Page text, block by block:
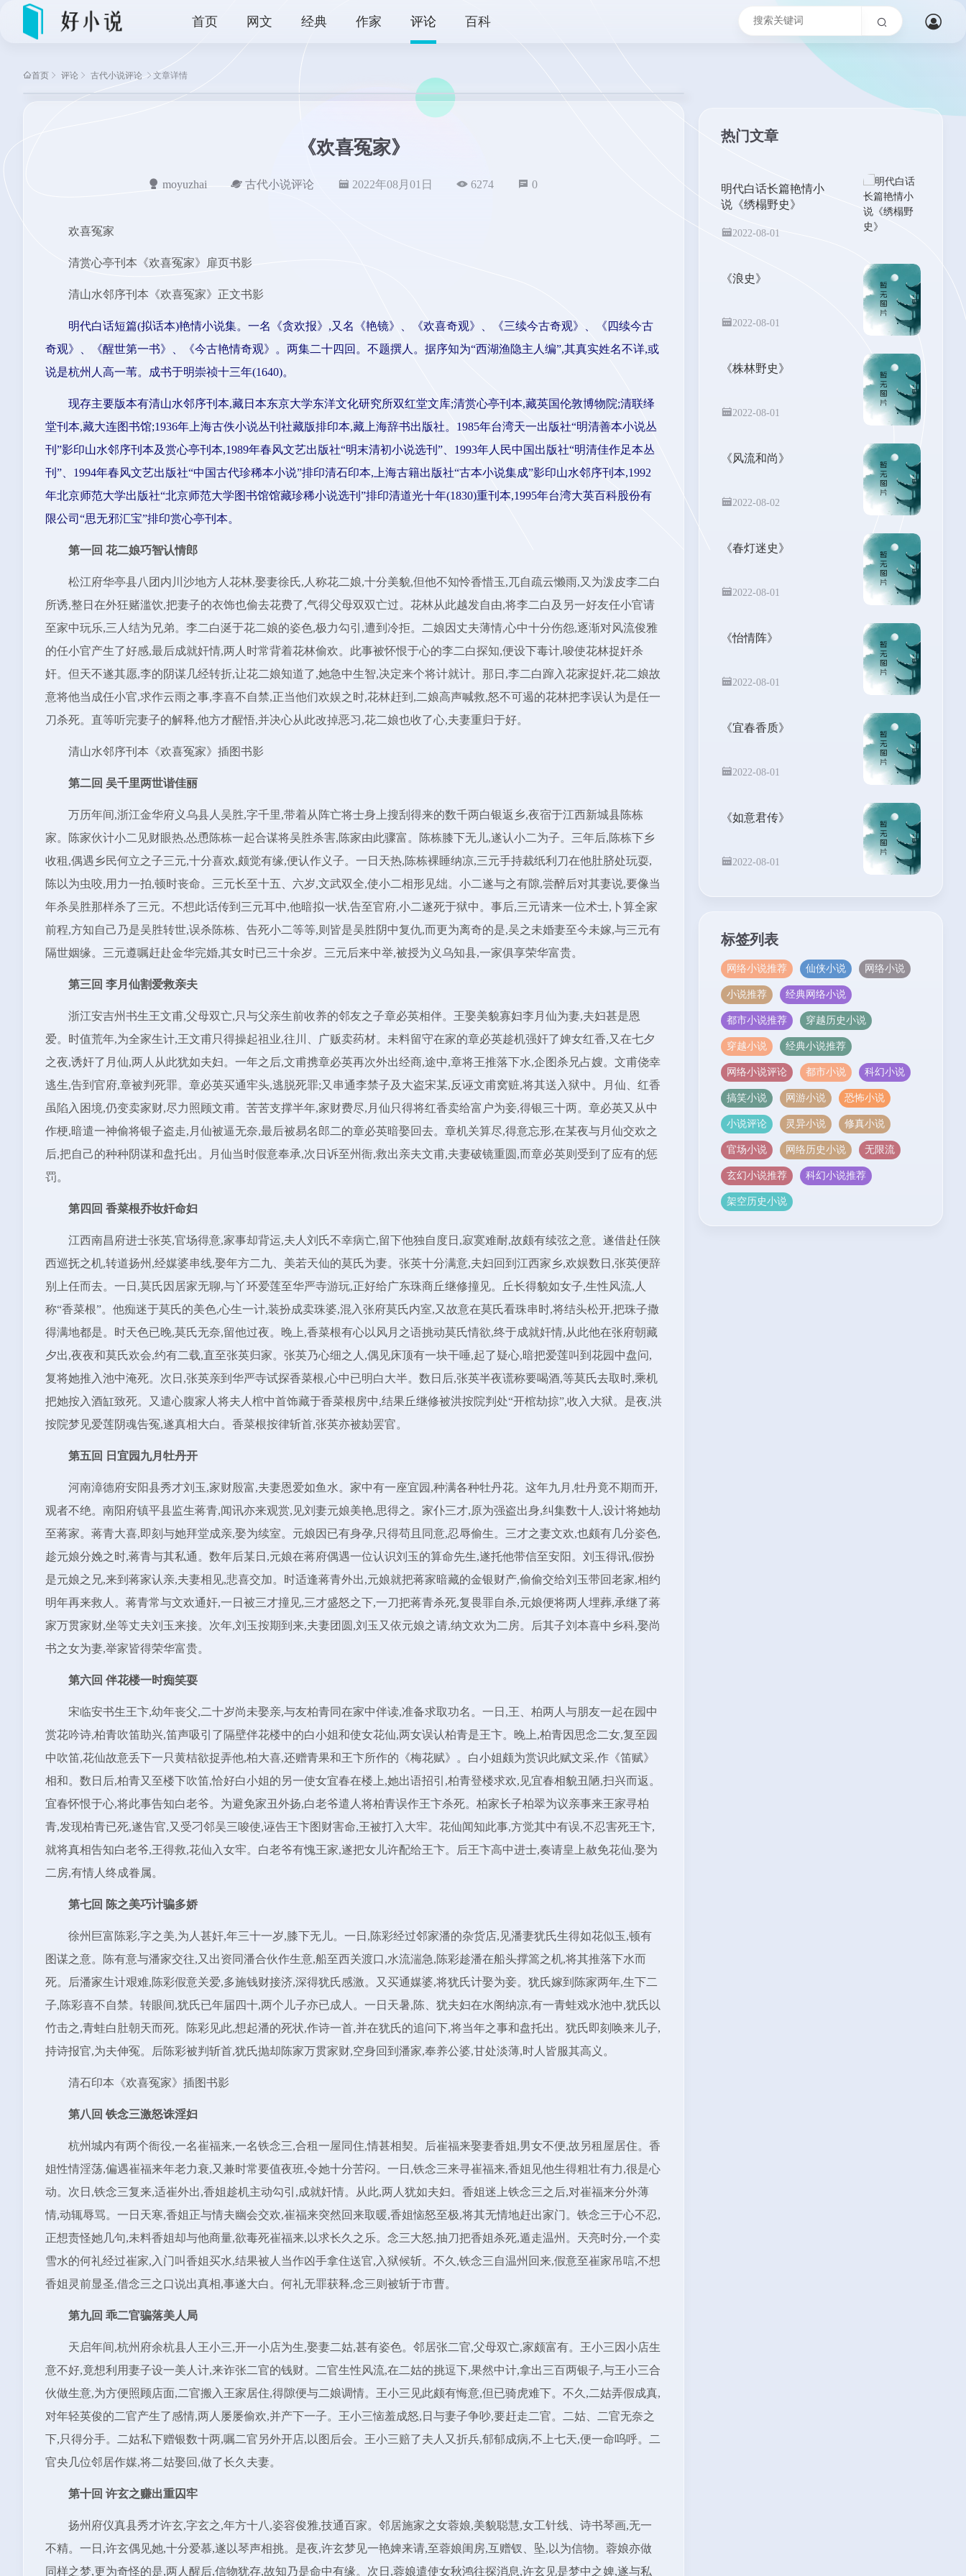
首页 网文 经典 作家 评论 百科
首页 评论 古代小说评论 文章详情
《欢喜冤家》
moyuzhai 古代小说评论 2022年08月01日 6274 0
欢喜冤家
清赏心亭刊本《欢喜冤家》扉页书影
清山水邻序刊本《欢喜冤家》正文书影
明代白话短篇(拟话本)艳情小说集。一名《贪欢报》,又名《艳镜》、《欢喜奇观》、《三续今古奇观》、《四续今古
奇观》、《醒世第一书》、《今古艳情奇观》。两集二十四回。不题撰人。据序知为“西湖渔隐主人编”,其真实姓名不详,或
说是杭州人高一苇。成书于明崇祯十三年(1640)。
现存主要版本有清山水邻序刊本,藏日本东京大学东洋文化研究所双红堂文库;清赏心亭刊本,藏英国伦敦博物院;清联绎
堂刊本,藏大连图书馆;1936年上海古佚小说丛刊社藏版排印本,藏上海辞书出版社。1985年台湾天一出版社“明清善本小说丛
刊”影印山水邻序刊本及赏心亭刊本,1989年春风文艺出版社“明末清初小说选刊”、1993年人民中国出版社“明清佳作足本丛
刊”、1994年春风文艺出版社“中国古代珍稀本小说”排印清石印本,上海古籍出版社“古本小说集成”影印山水邻序刊本,1992
年北京师范大学出版社“北京师范大学图书馆馆藏珍稀小说选刊”排印清道光十年(1830)重刊本,1995年台湾大英百科股份有
限公司“思无邪汇宝”排印赏心亭刊本。
第一回 花二娘巧智认情郎
松江府华亭县八团内川沙地方人花林,娶妻徐氏,人称花二娘,十分美貌,但他不知怜香惜玉,兀自疏云懒雨,又为泼皮李二白
所诱,整日在外狂赌滥饮,把妻子的衣饰也偷去花费了,气得父母双双亡过。花林从此越发自由,将李二白及另一好友任小官请
至家中玩乐,三人结为兄弟。李二白涎于花二娘的姿色,极力勾引,遭到冷拒。二娘因丈夫薄情,心中十分伤怨,逐渐对风流俊雅
的任小官产生了好感,最后成就奸情,两人时常背着花林偷欢。此事被怀恨于心的李二白探知,便设下毒计,唆使花林捉奸杀
奸。但天不遂其愿,李的阴谋几经转折,让花二娘知道了,她急中生智,决定来个将计就计。那日,李二白蹿入花家捉奸,花二娘故
意将他当成任小官,求作云雨之事,李喜不自禁,正当他们欢娱之时,花林赶到,二娘高声喊救,怒不可遏的花林把李误认为是任一
刀杀死。直等听完妻子的解释,他方才醒悟,并决心从此改掉恶习,花二娘也收了心,夫妻重归于好。
清山水邻序刊本《欢喜冤家》插图书影
第二回 吴千里两世谐佳丽
万历年间,浙江金华府义乌县人吴胜,字千里,带着从阵亡将士身上搜刮得来的数千两白银返乡,夜宿于江西新城县陈栋
家。陈家伙计小二见财眼热,怂恿陈栋一起合谋将吴胜杀害,陈家由此骤富。陈栋膝下无儿,遂认小二为子。三年后,陈栋下乡
收租,偶遇乡民何立之子三元,十分喜欢,颇觉有缘,便认作义子。一日天热,陈栋裸睡纳凉,三元手持裁纸利刀在他肚脐处玩耍,
陈以为虫咬,用力一拍,顿时丧命。三元长至十五、六岁,文武双全,使小二相形见绌。小二遂与之有隙,尝醉后对其妻说,要像当
年杀吴胜那样杀了三元。不想此话传到三元耳中,他暗拟一状,告至官府,小二遂死于狱中。事后,三元请来一位术士,卜算全家
前程,方知自己乃是吴胜转世,误杀陈栋、告死小二等等,则皆是吴胜阴中复仇,而更为离奇的是,吴之未婚妻至今未嫁,与三元有
隔世姻缘。三元遵嘱赶赴金华完婚,其女时已三十余岁。三元后来中举,被授为义乌知县,一家俱享荣华富贵。
第三回 李月仙割爱救亲夫
浙江安吉州书生王文甫,父母双亡,只与父亲生前收养的邻友之子章必英相伴。王娶美貌寡妇李月仙为妻,夫妇甚是恩
爱。时值荒年,为全家生计,王文甫只得操起祖业,往川、广贩卖药材。未料留守在家的章必英趁机强奸了婢女红香,又在七夕
之夜,诱奸了月仙,两人从此犹如夫妇。一年之后,文甫携章必英再次外出经商,途中,章将王推落下水,企图杀兄占嫂。文甫侥幸
逃生,告到官府,章被判死罪。章必英买通牢头,逃脱死罪;又串通李禁子及大盗宋某,反诬文甫窝赃,将其送入狱中。月仙、红香
虽陷入困境,仍变卖家财,尽力照顾文甫。苦苦支撑半年,家财费尽,月仙只得将红香卖给富户为妾,得银三十两。章必英又从中
作梗,暗遣一神偷将银子盗走,月仙被逼无奈,最后被易名郎二的章必英暗娶回去。章机关算尽,得意忘形,在某夜与月仙交欢之
后,把自己的种种阴谋和盘托出。月仙当时假意奉承,次日诉至州衙,救出亲夫文甫,夫妻破镜重圆,而章必英则受到了应有的惩
罚。
第四回 香菜根乔妆奸命妇
江西南昌府进士张英,官场得意,家事却背运,夫人刘氏不幸病亡,留下他独自度日,寂寞难耐,故颇有续弦之意。遂借赴任陕
西巡抚之机,转道扬州,经媒婆串线,娶年方二九、美若天仙的莫氏为妻。张英十分满意,夫妇回到江西家乡,欢娱数日,张英便辞
别上任而去。一日,莫氏因居家无聊,与丫环爱莲至华严寺游玩,正好给广东珠商丘继修撞见。丘长得貌如女子,生性风流,人
称“香菜根”。他痴迷于莫氏的美色,心生一计,装扮成卖珠婆,混入张府莫氏内室,又故意在莫氏看珠串时,将结头松开,把珠子撒
得满地都是。时天色已晚,莫氏无奈,留他过夜。晚上,香菜根有心以风月之语挑动莫氏情欲,终于成就奸情,从此他在张府朝藏
夕出,夜夜和莫氏欢会,约有二载,直至张英归家。张英乃心细之人,偶见床顶有一块干唾,起了疑心,暗把爱莲叫到花园中盘问,
复将她推入池中淹死。次日,张英亲到华严寺试探香菜根,心中已明白大半。数日后,张英半夜谎称要喝酒,等莫氏去取时,乘机
把她按入酒缸致死。又遣心腹家人将夫人棺中首饰藏于香菜根房中,结果丘继修被洪按院判处“开棺劫掠”,收入大狱。是夜,洪
按院梦见爱莲阴魂告冤,遂真相大白。香菜根按律斩首,张英亦被劾罢官。
第五回 日宜园九月牡丹开
河南漳德府安阳县秀才刘玉,家财殷富,夫妻恩爱如鱼水。家中有一座宜园,种满各种牡丹花。这年九月,牡丹竟不期而开,
观者不绝。南阳府镇平县监生蒋青,闻讯亦来观赏,见刘妻元娘美艳,思得之。家仆三才,原为强盗出身,纠集数十人,设计将她劫
至蒋家。蒋青大喜,即刻与她拜堂成亲,娶为续室。元娘因已有身孕,只得苟且同意,忍辱偷生。三才之妻文欢,也颇有几分姿色,
趁元娘分娩之时,蒋青与其私通。数年后某日,元娘在蒋府偶遇一位认识刘玉的算命先生,遂托他带信至安阳。刘玉得讯,假扮
是元娘之兄,来到蒋家认亲,夫妻相见,悲喜交加。时适逢蒋青外出,元娘就把蒋家暗藏的金银财产,偷偷交给刘玉带回老家,相约
明年再来救人。蒋青常与文欢通奸,一日被三才撞见,三才盛怒之下,一刀把蒋青杀死,复畏罪自杀,元娘便将两人埋葬,承继了蒋
家万贯家财,坐等丈夫刘玉来接。次年,刘玉按期到来,夫妻团圆,刘玉又依元娘之请,纳文欢为二房。后其子刘本喜中乡科,娶尚
书之女为妻,举家皆得荣华富贵。
第六回 伴花楼一时痴笑耍
宋临安书生王卞,幼年丧父,二十岁尚未娶亲,与友柏青同在家中伴读,准备求取功名。一日,王、柏两人与朋友一起在园中
赏花吟诗,柏青吹笛助兴,笛声吸引了隔壁伴花楼中的白小姐和使女花仙,两女误认柏青是王卞。晚上,柏青因思念二女,复至园
中吹笛,花仙故意丢下一只黄桔欲捉弄他,柏大喜,还赠青果和王卞所作的《梅花赋》。白小姐颇为赏识此赋文采,作《笛赋》
相和。数日后,柏青又至楼下吹笛,恰好白小姐的另一使女宜春在楼上,她出语招引,柏青登楼求欢,见宜春相貌丑陋,扫兴而返。
宜春怀恨于心,将此事告知白老爷。为避免家丑外扬,白老爷遣人将柏青误作王卞杀死。柏家长子柏翠为议亲事来王家寻柏
青,发现柏青已死,遂告官,又受刁邻吴三唆使,诬告王卞图财害命,王被打入大牢。花仙闻知此事,方觉其中有误,不忍害死王卞,
就将真相告知白老爷,王得救,花仙入女牢。白老爷有愧王家,遂把女儿许配给王卞。后王卞高中进士,奏请皇上赦免花仙,娶为
二房,有情人终成眷属。
第七回 陈之美巧计骗多娇
徐州巨富陈彩,字之美,为人甚奸,年三十一岁,膝下无儿。一日,陈彩经过邻家潘的杂货店,见潘妻犹氏生得如花似玉,顿有
图谋之意。陈有意与潘家交往,又出资同潘合伙作生意,船至西关渡口,水流湍急,陈彩趁潘在船头撑篙之机,将其推落下水而
死。后潘家生计艰难,陈彩假意关爱,多施钱财接济,深得犹氏感激。又买通媒婆,将犹氏计娶为妾。犹氏嫁到陈家两年,生下二
子,陈彩喜不自禁。转眼间,犹氏已年届四十,两个儿子亦已成人。一日天暑,陈、犹夫妇在水阁纳凉,有一青蛙戏水池中,犹氏以
竹击之,青蛙白肚朝天而死。陈彩见此,想起潘的死状,作诗一首,并在犹氏的追问下,将当年之事和盘托出。犹氏即刻唤来儿子,
持诗报官,为夫伸冤。后陈彩被判斩首,犹氏抛却陈家万贯家财,空身回到潘家,奉养公婆,甘处淡薄,时人皆服其高义。
清石印本《欢喜冤家》插图书影
第八回 铁念三激怒诛淫妇
杭州城内有两个衙役,一名崔福来,一名铁念三,合租一屋同住,情甚相契。后崔福来娶妻香姐,男女不便,故另租屋居住。香
姐性情淫荡,偏遇崔福来年老力衰,又兼时常要值夜班,令她十分苦闷。一日,铁念三来寻崔福来,香姐见他生得粗壮有力,很是心
动。次日,铁念三复来,适崔外出,香姐趁机主动勾引,成就奸情。从此,两人犹如夫妇。香姐迷上铁念三之后,对崔福来分外薄
情,动辄辱骂。一日天寒,香姐正与情夫幽会交欢,崔福来突然回来取暖,香姐恼怒至极,将其无情地赶出家门。铁念三于心不忍,
正想责怪她几句,未料香姐却与他商量,欲毒死崔福来,以求长久之乐。念三大怒,抽刀把香姐杀死,遁走温州。天亮时分,一个卖
雪水的何礼经过崔家,入门叫香姐买水,结果被人当作凶手拿住送官,入狱候斩。不久,铁念三自温州回来,假意至崔家吊唁,不想
香姐灵前显圣,借念三之口说出真相,事遂大白。何礼无罪获释,念三则被斩于市曹。
第九回 乖二官骗落美人局
天启年间,杭州府余杭县人王小三,开一小店为生,娶妻二姑,甚有姿色。邻居张二官,父母双亡,家颇富有。王小三因小店生
意不好,竟想利用妻子设一美人计,来诈张二官的钱财。二官生性风流,在二姑的挑逗下,果然中计,拿出三百两银子,与王小三合
伙做生意,为方便照顾店面,二官搬入王家居住,得隙便与二娘调情。王小三见此颇有悔意,但已骑虎难下。不久,二姑弄假成真,
对年轻英俊的二官产生了感情,两人屡屡偷欢,并产下一子。王小三恼羞成怒,日与妻子争吵,要赶走二官。二姑、二官无奈之
下,只得分手。二姑私下赠银数十两,嘱二官另外开店,以图后会。王小三赔了夫人又折兵,郁郁成病,不上七天,便一命呜呼。二
官央几位邻居作媒,将二姑娶回,做了长久夫妻。
第十回 许玄之赚出重囚牢
扬州府仪真县秀才许玄,字玄之,年方十八,姿容俊雅,技通百家。邻居施家之女蓉娘,美貌聪慧,女工针线、诗书琴画,无一
不精。一日,许玄偶见她,十分爱慕,遂以琴声相挑。是夜,许玄梦见一艳婢来请,至蓉娘闺房,互赠钗、坠,以为信物。蓉娘亦做
同样之梦,更为奇怪的是,两人醒后,信物犹存,故知乃是命中有缘。次日,蓉娘遣使女秋鸿往探消息,许玄见是梦中之婢,遂与私
热门文章
明代白话长篇艳情小
说《绣榻野史》
2022-08-01
《浪史》
2022-08-01
《株林野史》
2022-08-01
《风流和尚》
2022-08-02
《春灯迷史》
2022-08-01
《怡情阵》
2022-08-01
《宜春香质》
2022-08-01
《如意君传》
2022-08-01
标签列表
网络小说推荐 仙侠小说 网络小说
小说推荐 经典网络小说
都市小说推荐 穿越历史小说
穿越小说 经典小说推荐
网络小说评论 都市小说 科幻小说
搞笑小说 网游小说 恐怖小说
小说评论 灵异小说 修真小说
官场小说 网络历史小说 无限流
玄幻小说推荐 科幻小说推荐
架空历史小说